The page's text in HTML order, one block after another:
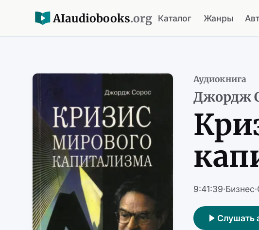
AIaudiobooks.org Каталог Жанры
Аудиокнига
Джордж
9:41:39·Бизнес·
Слушать